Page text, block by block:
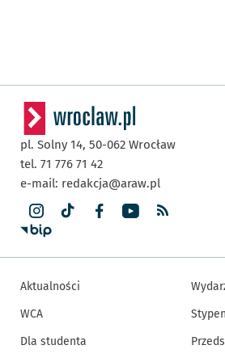
pl. Solny 14, 50-062 Wrocław
tel. 71 776 71 42
e-mail: redakcja@araw.pl
Aktualności
WCA
Dla studenta